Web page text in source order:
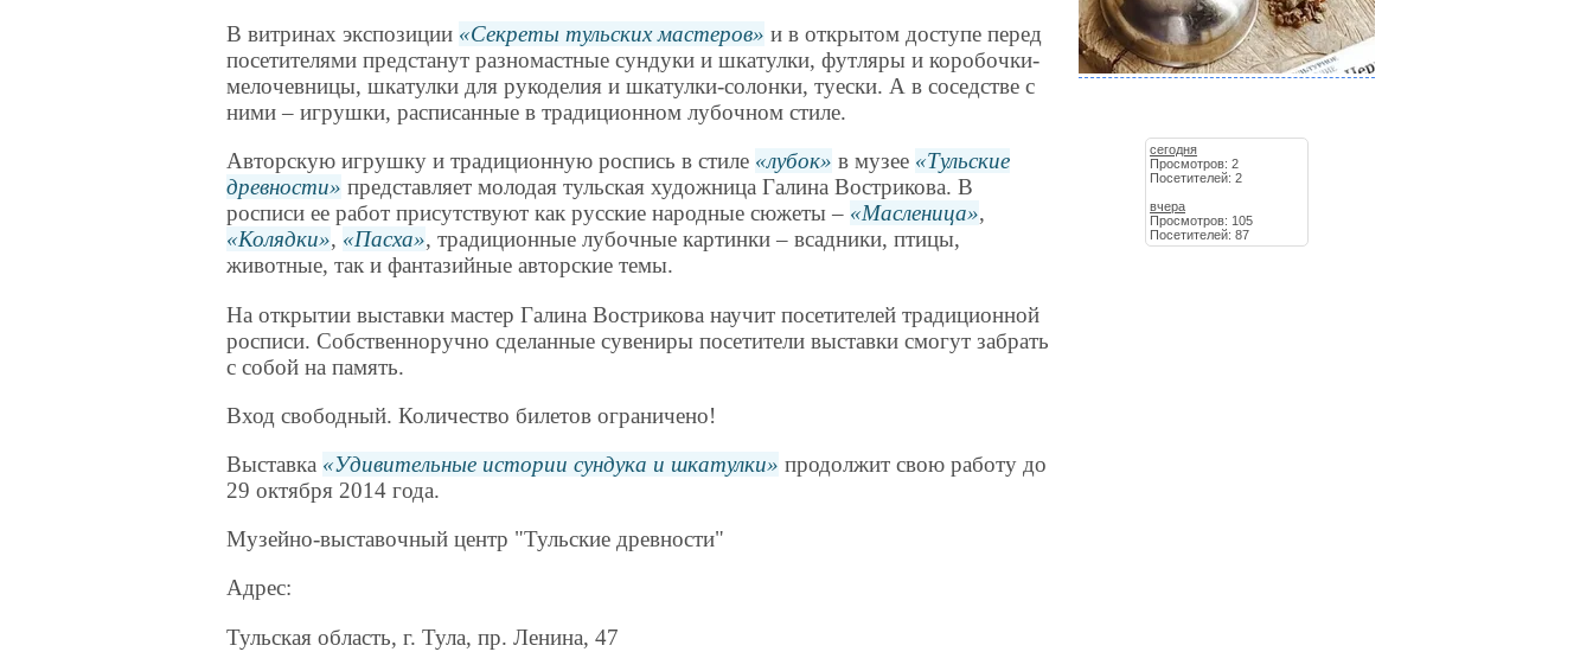
В витринах экспозиции
Секреты тульских мастеров
и в открытом доступе перед
посетителями предстанут разномастные сундуки и шкатулки, футляры и коробочки-
мелочевницы, шкатулки для рукоделия и шкатулки-солонки, туески. А в соседстве с
ними – игрушки, расписанные в традиционном лубочном стиле.
Авторскую игрушку и традиционную роспись в стиле
лубок в музее
Тульские
древности
представляет молодая тульская художница Галина Вострикова. В
росписи ее работ присутствуют как русские народные сюжеты –
Масленица ,
Колядки , Пасха , традиционные лубочные картинки – всадники, птицы,
животные, так и фантазийные авторские темы.
На открытии выставки мастер Галина Вострикова научит посетителей традиционной
росписи. Собственноручно сделанные сувениры посетители выставки смогут забрать
с собой на память.
Вход свободный. Количество билетов ограничено!
Выставка
Удивительные истории сундука и шкатулки
продолжит свою работу до
29 октября 2014 года.
Музейно-выставочный центр "Тульские древности"
Адрес:
Тульская область, г. Тула, пр. Ленина, 47
сегодня
Просмотров: 2
Посетителей: 2
вчера
Просмотров: 105
Посетителей: 87